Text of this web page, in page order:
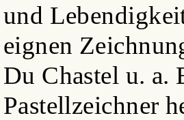
und
eignen
Du Chastel u. a.
Pastellzeichner